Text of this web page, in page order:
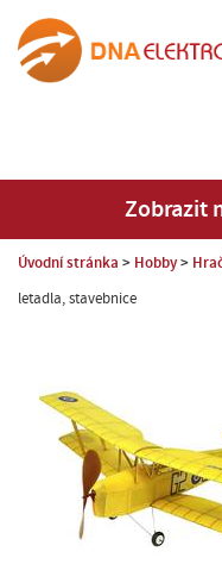
Zobrazit
Úvodní stránka Hobby
letadla, stavebnice